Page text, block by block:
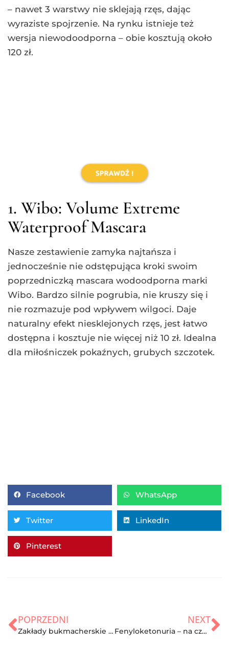
nie rozmazuje pod wpływem wilgoci. Daje
naturalny efekt niesklejonych rzęs, jest łatwo
dostępna i kosztuje nie więcej niż 10 zł. Idealna
dla miłośniczek pokaźnych, grubych szczotek.
Twitter LinkedIn
POPRZEDNI
Zakłady bukmacherskie – na czym polegają? Czy warto obstawiać?
NEXT
Fenyloketonuria – na czym polega? Sprawdź produkty dozwolone